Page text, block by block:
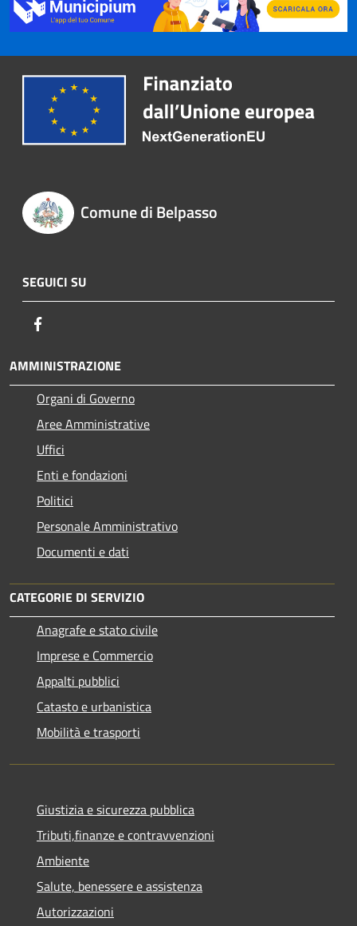
Comune di Belpasso
SEGUICI SU
AMMINISTRAZIONE
Organi di Governo
Aree Amministrative
Uffici
Enti e fondazioni
Politici
Personale Amministrativo
Documenti e dati
CATEGORIE DI SERVIZIO
Anagrafe e stato civile
Imprese e Commercio
Appalti pubblici
Catasto e urbanistica
Mobilità e trasporti
Giustizia e sicurezza pubblica
Tributi,finanze e contravvenzioni
Ambiente
Salute, benessere e assistenza
Autorizzazioni